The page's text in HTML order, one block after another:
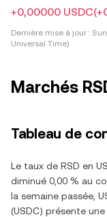
+0,00000 USDC
Dernière mise à jour :
Universal Time)
Marchés
Tableau de
Le taux de RSD en
diminué 0,00 % au
la semaine passée,
(USDC) présente